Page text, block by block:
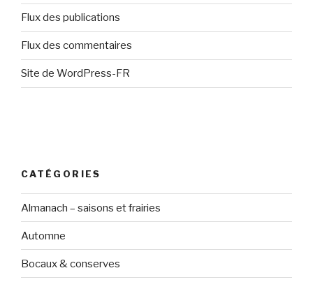
Flux des publications
Flux des commentaires
Site de WordPress-FR
CATÉGORIES
Almanach – saisons et frairies
Automne
Bocaux & conserves